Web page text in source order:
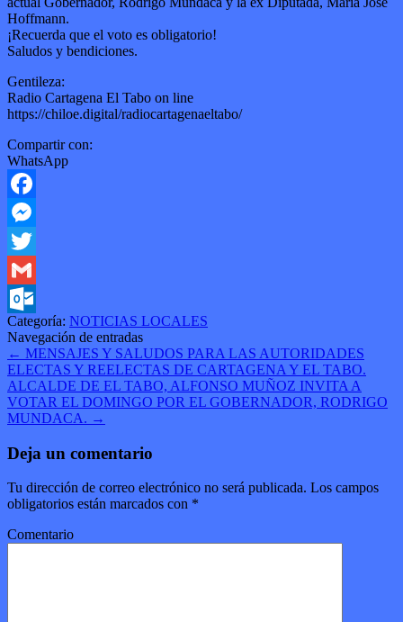
Hoffmann.
¡Recuerda que el voto es obligatorio!
Saludos y bendiciones.
Gentileza:
Radio Cartagena El Tabo on line
https://chiloe.digital/radiocartagenaeltabo/
Compartir con:
WhatsApp
Facebook
Messenger
Twitter
Gmail
Outlook.com
Categoría: NOTICIAS LOCALES
Navegación de entradas
← MENSAJES Y SALUDOS PARA LAS AUTORIDADES
ELECTAS Y REELECTAS DE CARTAGENA Y EL TABO.
ALCALDE DE EL TABO, ALFONSO MUÑOZ INVITA A
VOTAR EL DOMINGO POR EL GOBERNADOR, RODRIGO
MUNDACA. →
Deja un comentario
Tu dirección de correo electrónico no será publicada. Los campos
obligatorios están marcados con *
Comentario